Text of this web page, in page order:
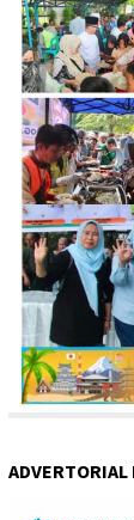
ADVERTORIAL